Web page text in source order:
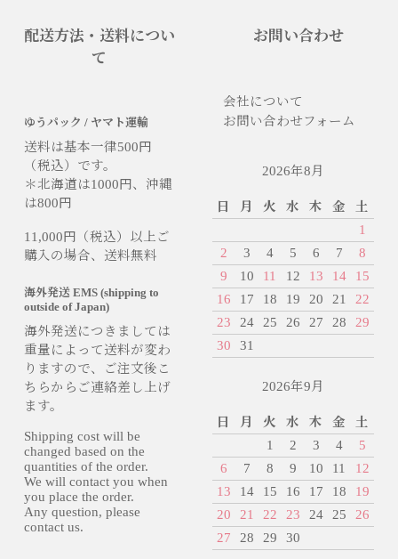
配送方法・送料につい
て
ゆうパック / ヤマト運輸
送料は基本一律500円
（税込）です。
＊北海道は1000円、沖縄
は800円
11,000円（税込）以上ご
購入の場合、送料無料
海外発送 EMS (shipping to
outside of Japan)
海外発送につきましては
重量によって送料が変わ
りますので、ご注文後こ
ちらからご連絡差し上げ
ます。
Shipping cost will be
changed based on the
quantities of the order.
We will contact you when
you place the order.
Any question, please
contact us.
お問い合わせ
会社について
お問い合わせフォーム
2026年8月
日 月 火 水 木 金
土
1
2
3 4 5 6 7
8
9
10 11 12 13 14
15
16
17 18 19 20 21
22
23
24 25 26 27 28
29
30
31
2026年9月
日 月 火 水 木 金
土
1
2 3 4
5
6
7 8 9 10 11
12
13
14 15 16 17 18
19
20
21 22 23 24 25
26
27
28 29 30